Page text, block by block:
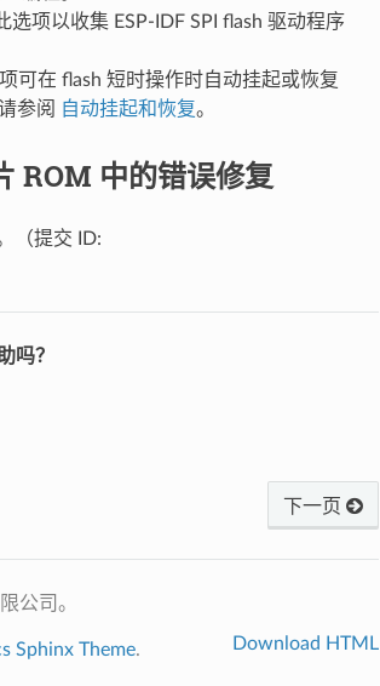
选项以收集 ESP-IDF SPI flash 驱动程序
可在 flash 短时操作时自动挂起或恢复
参阅
自动挂起和恢复。
ROM 中的错误修复
（提交 ID:
吗？
下一页
公司。
Sphinx Theme. Download HTML